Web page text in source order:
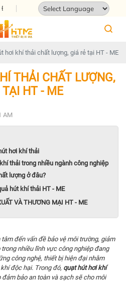
Tam Châu, Tam Bình, Thành phố Hồ Chí
hơi khí thải chất lượng, giá rẻ tại HT - ME
THẢI CHẤT LƯỢNG,
TẠI HT - ME
AM
hơi khí thải
thải trong nhiều ngành công nghiệp
lượng ở đâu?
hút khí thải HT - ME
VÀ THƯƠNG MẠI HT - ME
đến vấn đề bảo vệ môi trường, giảm
nhiều lĩnh vực công nghiệpđang
công nghệ, thiết bị hiện đại nhằm
độc hại. Trong đó, quạthút hơi khí
bảo an toàn và sạch sẽ cho môi